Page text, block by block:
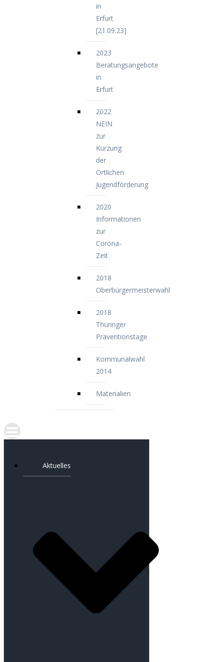
in
Erfurt
[21.09.23]
2023
Beratungsangebote
in
Erfurt
2022
NEIN
zur
Kürzung
der
Örtlichen
Jugendförderung
2020
Informationen
zur
Corona-
Zeit
2018
Oberbürgermeisterwahl
2018
Thüringer
Präventionstage
Kommunalwahl
2014
Materialien
Aktuelles